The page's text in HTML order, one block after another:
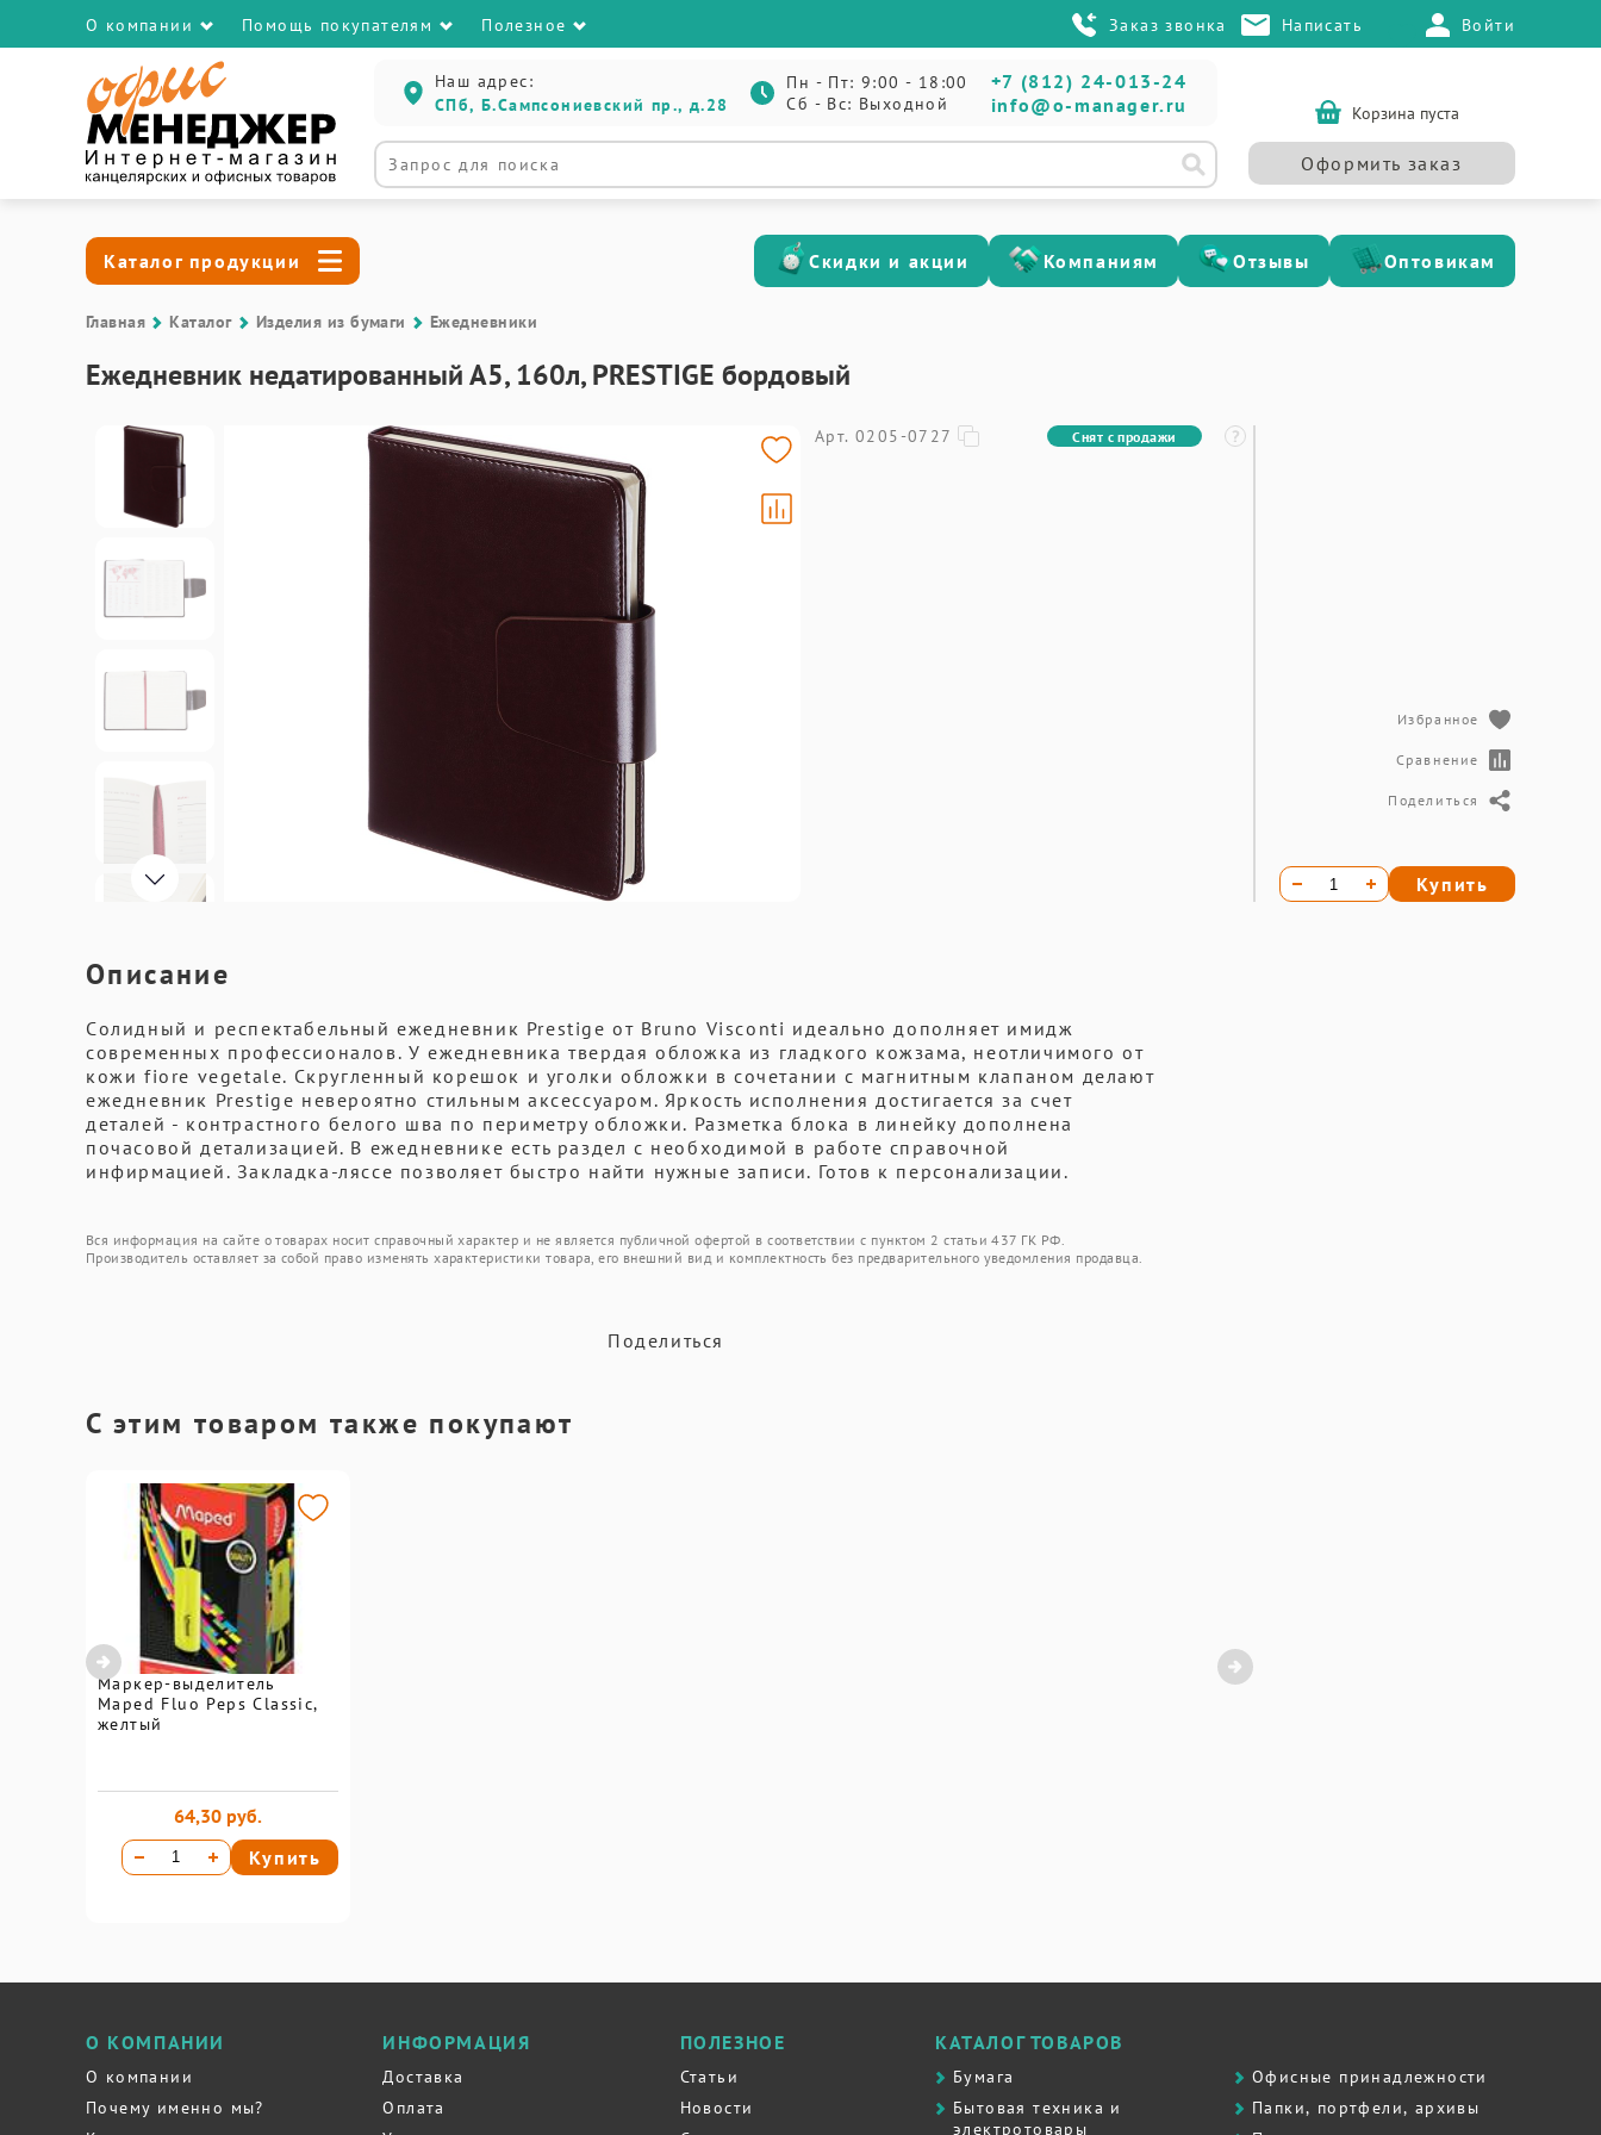
О компании Помощь покупателям Полезное Заказ звонка Написать Войти
Наш адрес:
СПб, Б.Сампсониевский пр., д.28
Пн - Пт: 9:00 - 18:00
Сб - Вс: Выходной
+7 (812) 24-013-24
info@o-manager.ru
Корзина пуста
Оформить заказ
Каталог продукции Скидки и акции Компаниям Отзывы Оптовикам
Главная Каталог Изделия из бумаги Ежедневники
Ежедневник недатированный А5, 160л, PRESTIGE бордовый
Арт. 0205-0727 Снят с продажи
Описание
Cолидный и респектабельный ежедневник Prestige от Bruno Visconti идеально дополняет имидж
современныx профессионалов. У ежедневника твердая обложка из гладкого кожзама, неотличимого от
кожи fiore vegetale. Скругленный корешок и уголки обложки в сочетании с магнитным клапаном делают
ежедневник Prestige невероятно стильным аксессуаром. Яркость исполнения достигается за счет
деталей - контрастного белого шва по периметру обложки. Разметка блока в линейку дополнена
почасовой детализацией. В ежедневнике есть раздел с необxодимой в работе справочной
инфирмацией. Закладка-ляссе позволяет быстро найти нужные записи. Готов к персонализации.
Вся информация на сайте о товарах носит справочный характер и не является публичной офертой в соответствии с пунктом 2 статьи 437 ГК РФ.
Производитель оставляет за собой право изменять характеристики товара, его внешний вид и комплектность без предварительного уведомления продавца.
Поделиться
С этим товаром также покупают
Маркер-выделитель
Maped Fluo Peps Classic,
желтый
64,30 руб.
Купить
Избранное
Сравнение
Поделиться
Купить
О КОМПАНИИ
О компании
Почему именно мы?
ИНФОРМАЦИЯ
Доставка
Оплата
ПОЛЕЗНОЕ
Статьи
Новости
КАТАЛОГ ТОВАРОВ
Бумага
Бытовая техника и
электротовары
Офисные принадлежности
Папки, портфели, архивы